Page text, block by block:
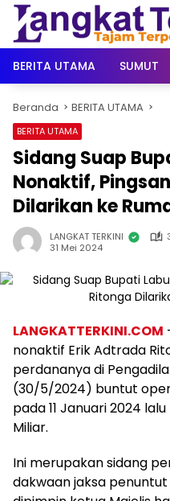
Langsung
konten
BERITA UTAMA
SUMUT
Beranda BERITA UTAMA
BERITA UTAMA
Sidang Suap
Nonaktif,
Dilarikan ke
LANGKAT TERKINI
31 Mei 2024
LANGKATTERKINI.COM
nonaktif Erik Adtrada
perdananya di
(30/5/2024) buntut
pada 11 Januari 2024
Miliar.
Ini merupakan sidang
dakwaan jaksa penuntut